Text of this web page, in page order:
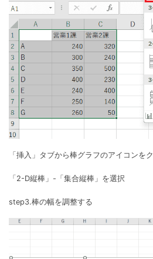
「挿入」タブから棒グラフのアイコンを
「2-D縦棒」-「集合縦棒」を選択
step3.棒の幅を調整する